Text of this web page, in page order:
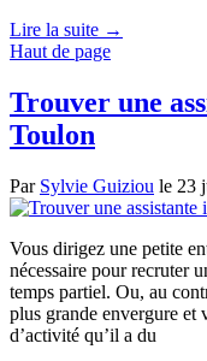
Lire la suite →
Haut de page
Trouver une
Toulon
Par Sylvie Guiziou le 23
Vous dirigez une petite
nécessaire pour recruter
temps partiel. Ou, au
plus grande envergure et
d’activité qu’il a du